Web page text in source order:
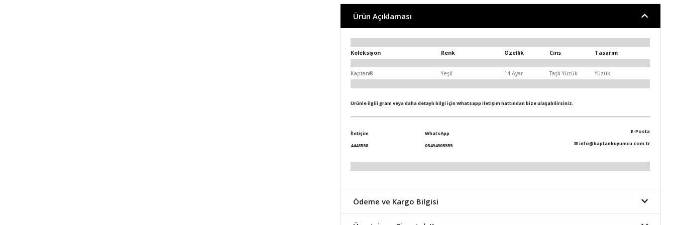
Ürün Açıklaması
Koleksiyon Renk Özellik Cins Tasarım
Kaptan® Yeşil 14 Ayar Taşlı Yüzük Yüzük
Ürünle ilgili gram veya daha detaylı bilgi için Whatsapp iletişim hattından bize ulaşabilirsiniz.
İletişim
4443558
WhatsApp
05494905555
E-Posta
✉info@kaptankuyumcu.com.tr
Ödeme ve Kargo Bilgisi